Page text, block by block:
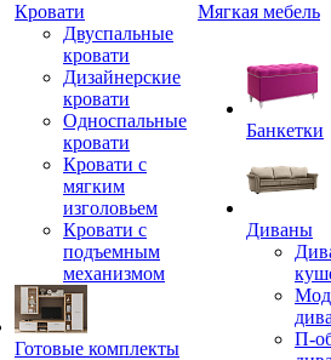
Кровати
Двуспальные
кровати
Дизайнерские
кровати
Односпальные
кровати
Кровати с
мягким
изголовьем
Кровати с
подъемным
механизмом
Готовые комплекты
Мягкая мебель
Банкетки
Диваны
П-